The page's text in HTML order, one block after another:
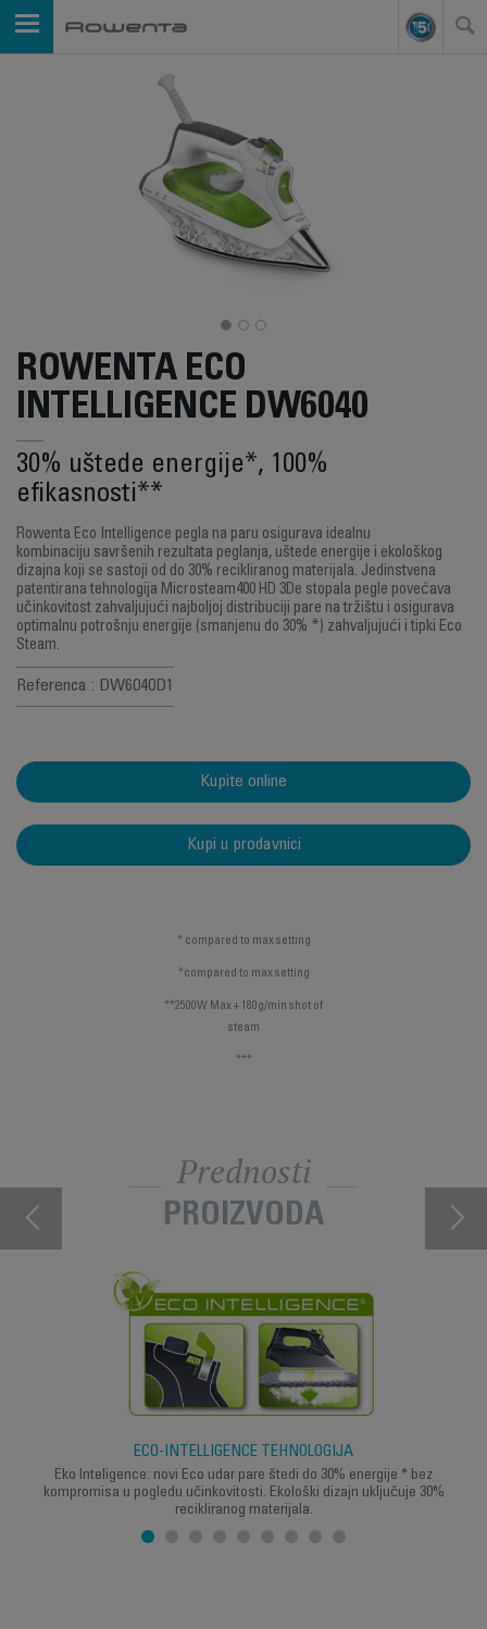
ROWENTA ECO
INTELLIGENCE DW6040
30% uštede energije*, 100%
efikasnosti**
Rowenta Eco Intelligence pegla na paru osigurava idealnu
kombinaciju savršenih rezultata peglanja, uštede energije i ekološkog
dizajna koji se sastoji od do 30% recikliranog materijala. Jedinstvena
patentirana tehnologija Microsteam400 HD 3De stopala pegle povećava
učinkovitost zahvaljujući najboljoj distribuciji pare na tržištu i osigurava
optimalnu potrošnju energije (smanjenu do 30% *) zahvaljujući i tipki Eco
Steam.
Referenca : DW6040D1
Kupite online
Kupi u prodavnici
* compared to max setting
*compared to max setting
**2500W Max + 180g/min shot of
steam
***
Prednosti
PROIZVODA
ECO-INTELLIGENCE TEHNOLOGIJA
Eko Inteligence: novi Eco udar pare štedi do 30% energije * bez
kompromisa u pogledu učinkovitosti. Ekološki dizajn uključuje 30%
recikliranog materijala.